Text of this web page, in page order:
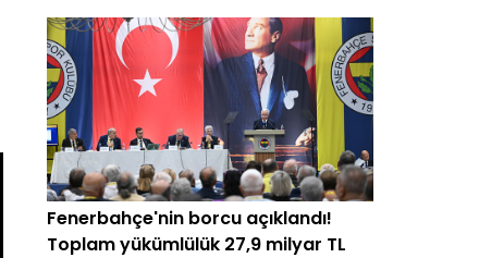
Fenerbahçe'nin borcu açıklandı!
Toplam yükümlülük 27,9 milyar TL